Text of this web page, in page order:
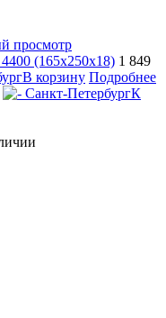
просмотр
(165x250x18) 1 849
В корзину Подробнее
К